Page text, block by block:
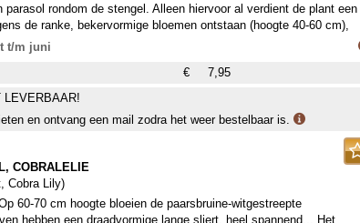
rondom de stengel. Alleen hiervoor al verdient de plant een
de ranke, bekervormige bloemen ontstaan (hoogte 40-60 cm),
zijn groen-wit met zwartpurperen strepen in de lengterichting. Het
(bloeischede) heeft een overbuigende, lange uitgroeiing
Het beeld van een ouderwetse preekstoel is compleet! De planten
planten het laten afweten, namelijk in de schaduw. Geef ze een
t/m juni
€
7,95
LEVERBAAR!
en ontvang een mail zodra het weer bestelbaar is.
COBRALELIE
Cobra Lily)
60-70 cm hoogte bloeien de paarsbruine-witgestreepte
hebben een draadvormige lange sliert, heel spannend... Het